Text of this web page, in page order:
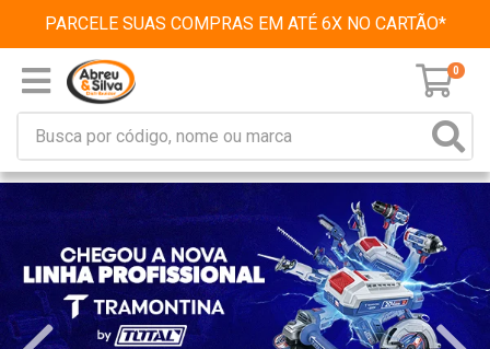
PARCELE SUAS COMPRAS EM ATÉ 6X NO CARTÃO*
0